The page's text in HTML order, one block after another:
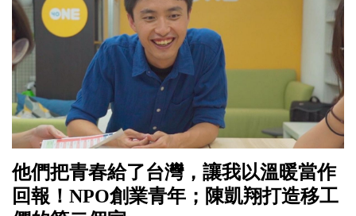
他們把青春給了台灣，讓我以溫暖當作
回報！NPO創業青年；陳凱翔打造移工